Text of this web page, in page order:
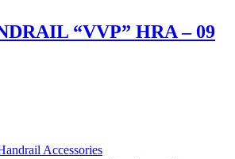
“VVP” HRA – 09
Accessories